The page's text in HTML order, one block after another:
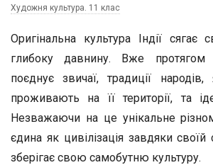
Художня культура. 11 клас
Оригінальна культура Індії сягає
глибоку давнину. Вже протягом
поєднує звичаї, традиції
проживають на її території, та
Незважаючи на це унікальне
єдина як цивілізація завдяки своїй
зберігає свою самобутню культуру.